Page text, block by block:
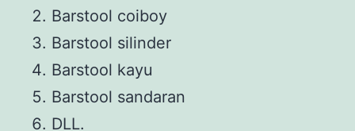
Barstool coiboy
Barstool silinder
Barstool kayu
Barstool sandaran
DLL.